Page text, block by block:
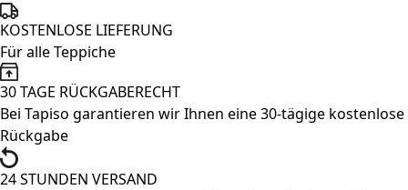
Menge
KOSTENLOSE LIEFERUNG
Für alle Teppiche
30 TAGE RÜCKGABERECHT
Bei Tapiso garantieren wir Ihnen eine 30-tägige kostenlose
Rückgabe
24 STUNDEN VERSAND